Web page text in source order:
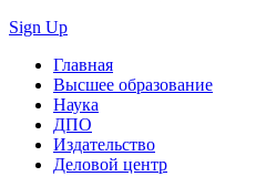
Sign Up
Главная
Высшее образование
Наука
ДПО
Издательство
Деловой центр